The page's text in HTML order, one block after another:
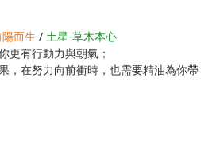
而生 / 土星-草木本心
更有行動力與朝氣；
，在努力向前衝時，也需要精油為你帶